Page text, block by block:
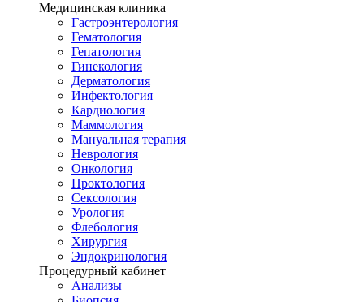
Медицинская клиника
Гастроэнтерология
Гематология
Гепатология
Гинекология
Дерматология
Инфектология
Кардиология
Маммология
Мануальная терапия
Неврология
Онкология
Проктология
Сексология
Урология
Флебология
Хирургия
Эндокринология
Процедурный кабинет
Анализы